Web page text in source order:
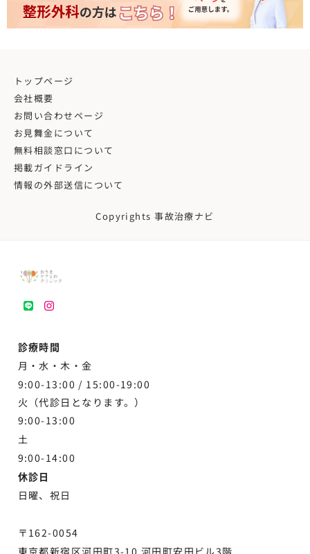
トップページ
会社概要
お問い合わせページ
お見舞金について
無料相談窓口について
掲載ガイドライン
情報の外部送信について
Copyrights 事故治療ナビ
LINEinstagram
診療時間
月・水・木・金
9:00-13:00 / 15:00-19:00
火（代診日となります。）
9:00-13:00
土
9:00-14:00
休診日
日曜、祝日
〒162-0054